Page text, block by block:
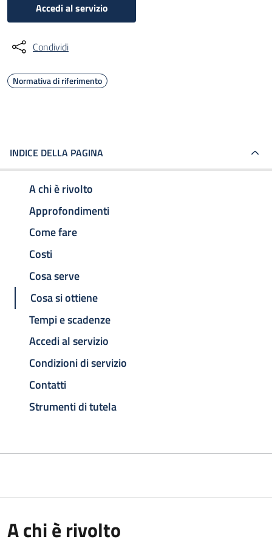
Accedi al servizio
Condividi
Normativa di riferimento
INDICE DELLA PAGINA
A chi è rivolto
Approfondimenti
Come fare
Costi
Cosa serve
Cosa si ottiene
Tempi e scadenze
Accedi al servizio
Condizioni di servizio
Contatti
Strumenti di tutela
A chi è rivolto